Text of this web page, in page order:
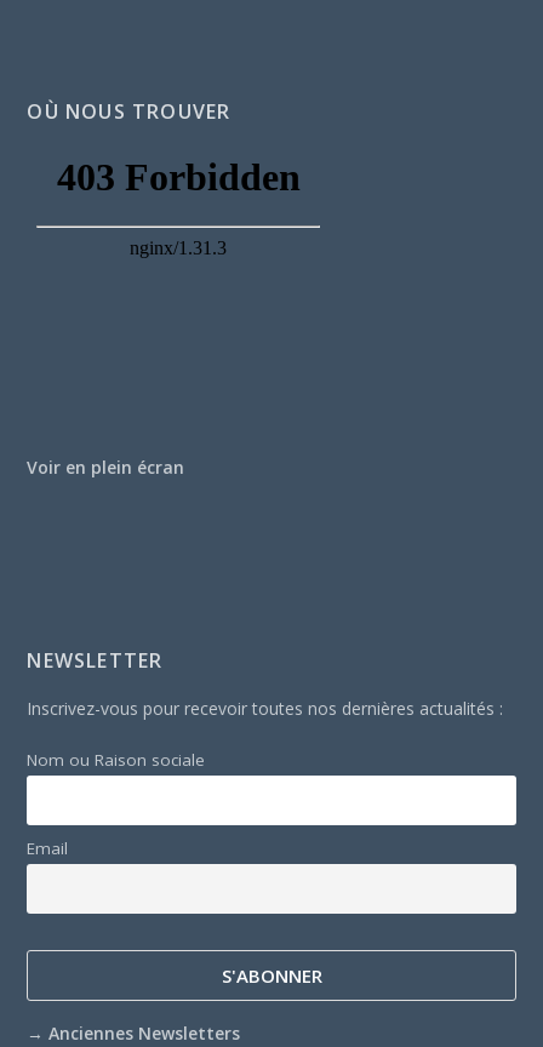
OÙ NOUS TROUVER
Voir en plein écran
NEWSLETTER
Inscrivez-vous pour recevoir toutes nos dernières actualités :
Nom ou Raison sociale
Email
→Anciennes Newsletters